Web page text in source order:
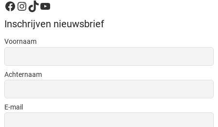
Facebook
Instagram
TikTok
YouTube
Inschrijven nieuwsbrief
Voornaam
Achternaam
E-mail